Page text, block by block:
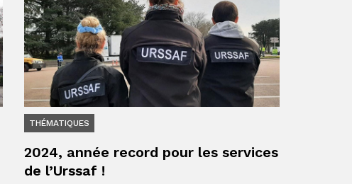
THÉMATIQUES
2024, année record pour les services
de l’Urssaf !